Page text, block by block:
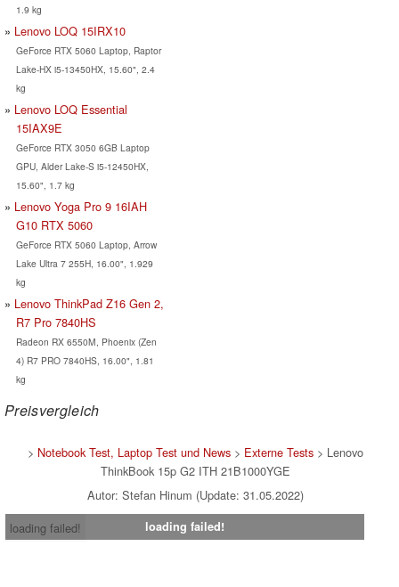
1.9 kg
Lenovo LOQ 15IRX10
GeForce RTX 5060 Laptop, Raptor
Lake-HX i5-13450HX, 15.60", 2.4
kg
Lenovo LOQ Essential
15IAX9E
GeForce RTX 3050 6GB Laptop
GPU, Alder Lake-S i5-12450HX,
15.60", 1.7 kg
Lenovo Yoga Pro 9 16IAH
G10 RTX 5060
GeForce RTX 5060 Laptop, Arrow
Lake Ultra 7 255H, 16.00", 1.929
kg
Lenovo ThinkPad Z16 Gen 2,
R7 Pro 7840HS
Radeon RX 6550M, Phoenix (Zen
4) R7 PRO 7840HS, 16.00", 1.81
kg
Preisvergleich
> Notebook Test, Laptop Test und News> Externe Tests> Lenovo
ThinkBook 15p G2 ITH 21B1000YGE
Autor: Stefan Hinum (Update: 31.05.2022)
loading failed!
loading failed!